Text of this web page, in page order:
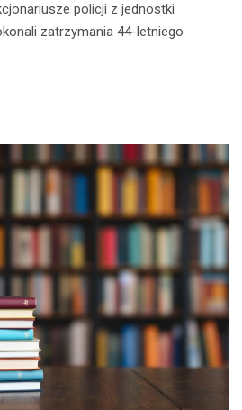
policji z jednostki
zatrzymania 44-letniego